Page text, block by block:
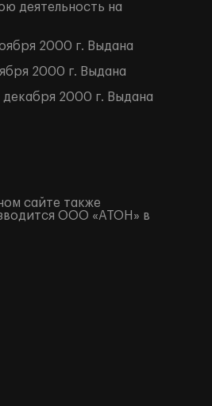
деятельность на
2000 г. Выдана
2000 г. Выдана
2000 г. Выдана
сайте также
ООО «АТОН» в